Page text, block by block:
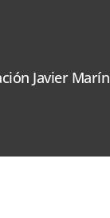
Javier Marín